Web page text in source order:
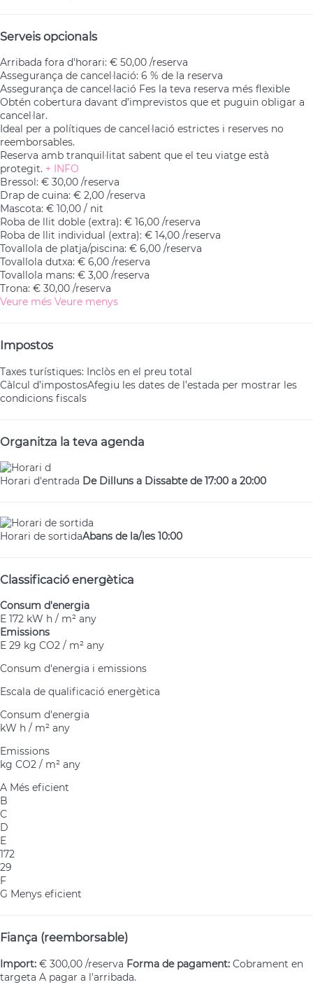
Serveis opcionals
Arribada fora d'horari: € 50,00 /reserva
Assegurança de cancel·lació: 6 % de la reserva
Assegurança de cancel·lació Fes la teva reserva més flexible
Obtén cobertura davant d’imprevistos que et puguin obligar a
cancel·lar.
Ideal per a polítiques de cancel·lació estrictes i reserves no
reemborsables.
Reserva amb tranquil·litat sabent que el teu viatge està
protegit. + INFO
Bressol: € 30,00 /reserva
Drap de cuina: € 2,00 /reserva
Mascota: € 10,00 / nit
Roba de llit doble (extra): € 16,00 /reserva
Roba de llit individual (extra): € 14,00 /reserva
Tovallola de platja/piscina: € 6,00 /reserva
Tovallola dutxa: € 6,00 /reserva
Tovallola mans: € 3,00 /reserva
Trona: € 30,00 /reserva
Veure més Veure menys
Impostos
Taxes turístiques: Inclòs en el preu total
Càlcul d’impostosAfegiu les dates de l’estada per mostrar les
condicions fiscals
Organitza la teva agenda
Horari d'entrada De Dilluns a Dissabte de 17:00 a 20:00
Horari de sortidaAbans de la/les 10:00
Classificació energètica
Consum d'energia
E 172 kW h / m² any
Emissions
E 29 kg CO2 / m² any
Consum d'energia i emissions
Escala de qualificació energètica
Consum d'energia
kW h / m² any
Emissions
kg CO2 / m² any
A Més eficient
B
C
D
E
172
29
F
G Menys eficient
Fiança (reemborsable)
Import: € 300,00 /reserva Forma de pagament: Cobrament en
targeta A pagar a l'arribada.